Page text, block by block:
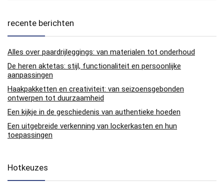
recente berichten
Alles over paardrijleggings: van materialen tot onderhoud
De heren aktetas: stijl, functionaliteit en persoonlijke
aanpassingen
Haakpakketten en creativiteit: van seizoensgebonden
ontwerpen tot duurzaamheid
Een kijkje in de geschiedenis van authentieke hoeden
Een uitgebreide verkenning van lockerkasten en hun
toepassingen
Hotkeuzes